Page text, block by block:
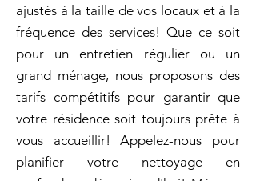
ajustés à la taille de vos locaux et à la
fréquence des services! Que ce soit
pour un entretien régulier ou un
grand ménage, nous proposons des
tarifs compétitifs pour garantir que
votre résidence soit toujours prête à
vous accueillir! Appelez-nous pour
planifier votre nettoyage en